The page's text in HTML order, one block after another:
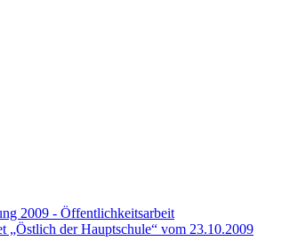
2009 - Öffentlichkeitsarbeit
„Östlich der Hauptschule“ vom 23.10.2009